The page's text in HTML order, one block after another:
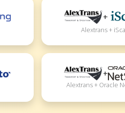
+
Alextrans +
+
Alextrans + Oracle